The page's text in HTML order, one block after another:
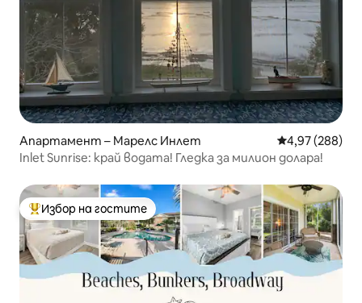
Апартамент – Марелс Инлет Средна
4,97 (288)
Inlet Sunrise: край водата! Гледка за милион долара!
Най-популярен избор на гостите
Избор на гостите